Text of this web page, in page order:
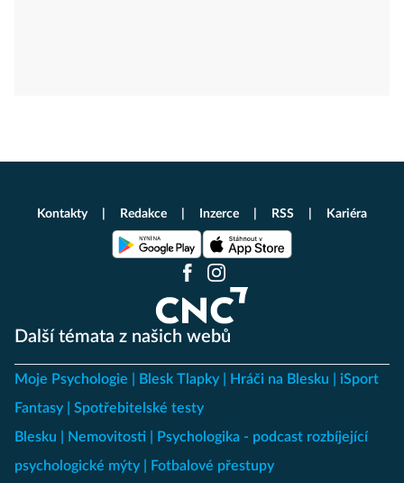
Další témata z našich webů
Moje Psychologie Blesk Tlapky Hráči na Blesku
iSport
Fantasy
Spotřebitelské testy
Blesku
Nemovitosti
Psychologika - podcast rozbíjející
psychologické mýty
Fotbalové přestupy
Kontakty Redakce Inzerce RSS Kariéra